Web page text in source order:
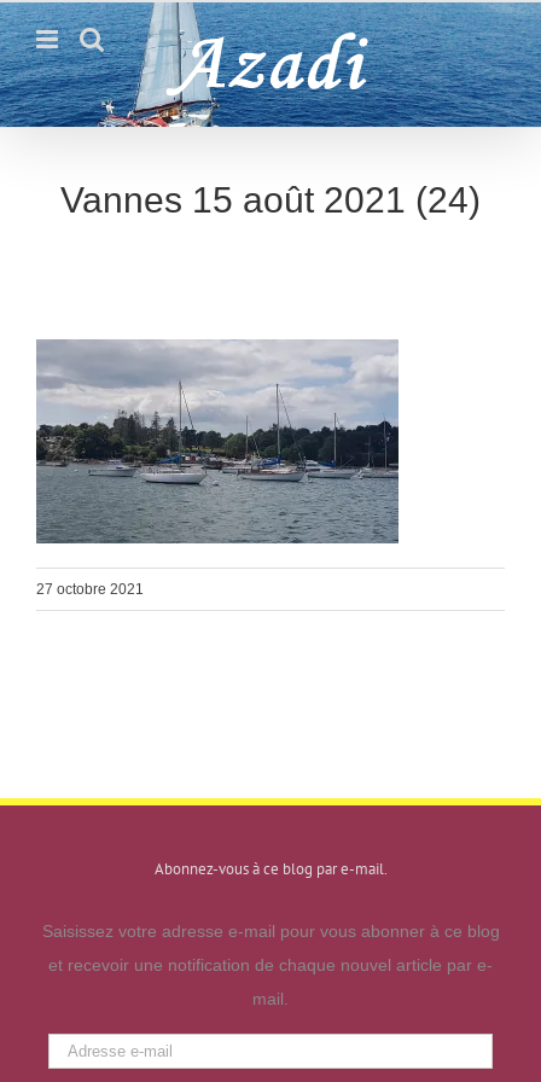
Passer
au
contenu
Vannes 15 août 2021 (24)
27 octobre 2021
Abonnez-vous à ce blog par e-mail.
Saisissez votre adresse e-mail pour vous abonner à ce blog
et recevoir une notification de chaque nouvel article par e-
mail.
Adresse